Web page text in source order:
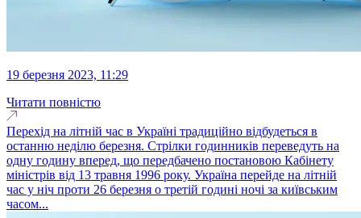
19 березня 2023, 11:29
Читати повністю
Перехід на літній час в Україні традиційно відбудеться в
останню неділю березня. Стрілки годинників переведуть на
одну годину вперед, що передбачено постановою Кабінету
міністрів від 13 травня 1996 року. Україна перейде на літній
час у ніч проти 26 березня о третій годині ночі за київським
часом...